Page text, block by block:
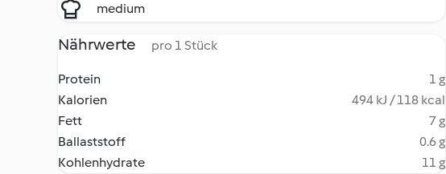
medium
Nährwerte pro 1 Stück
Protein
1 g
Kalorien
494 kJ / 118 kcal
Fett
7 g
Ballaststoff
0.6 g
Kohlenhydrate
11 g